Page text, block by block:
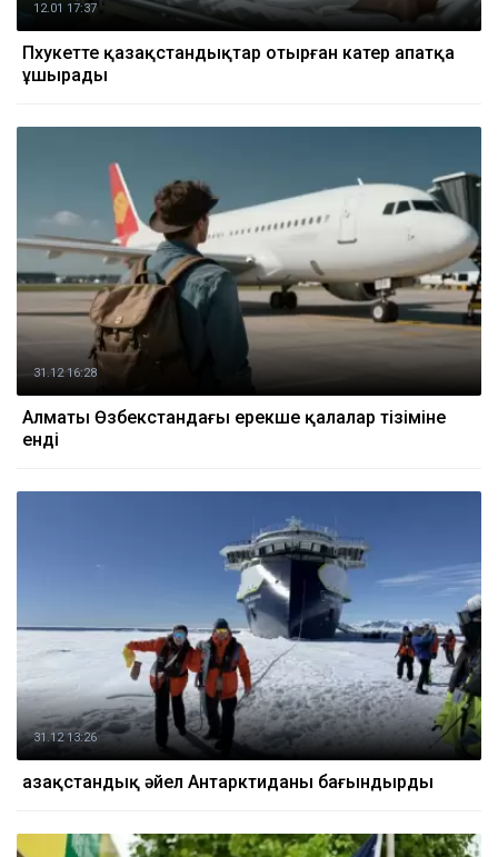
12.01 17:37
Пхукетте қазақстандықтар отырған катер апатқа
ұшырады
31.12 16:28
Алматы Өзбекстандағы ерекше қалалар тізіміне
енді
31.12 13:26
Қазақстандық әйел Антарктиданы бағындырды